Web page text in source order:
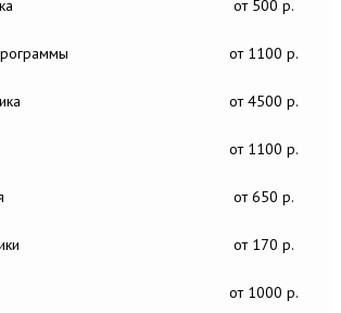
от 500 р.
от 1100 р.
от 4500 р.
от 1100 р.
от 650 р.
от 170 р.
от 1000 р.